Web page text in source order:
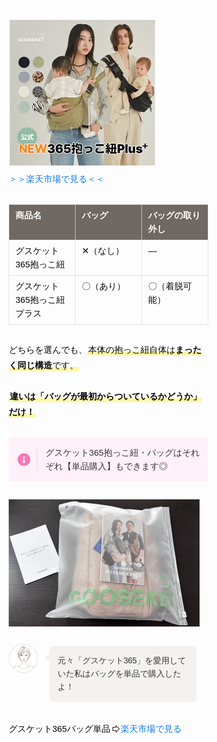
＞＞楽天市場で見る＜＜
商品名 バッグ
バッグの取り
外し
グスケット
365抱っこ紐
✕（なし） ―
グスケット
365抱っこ紐
プラス
〇（あり）
〇（着脱可
能）
どちらを選んでも、 本体の抱っこ紐自体はまった
く同じ構造です。
違いは「バッグが最初からついているかどうか」
だけ！
グスケット365抱っこ紐・バッグはそれ
ぞれ【単品購入】もできます◎
元々「グスケット365」を愛用して
いた私はバッグを単品で購入した
よ！
グスケット365バッグ単品 楽天市場で見る